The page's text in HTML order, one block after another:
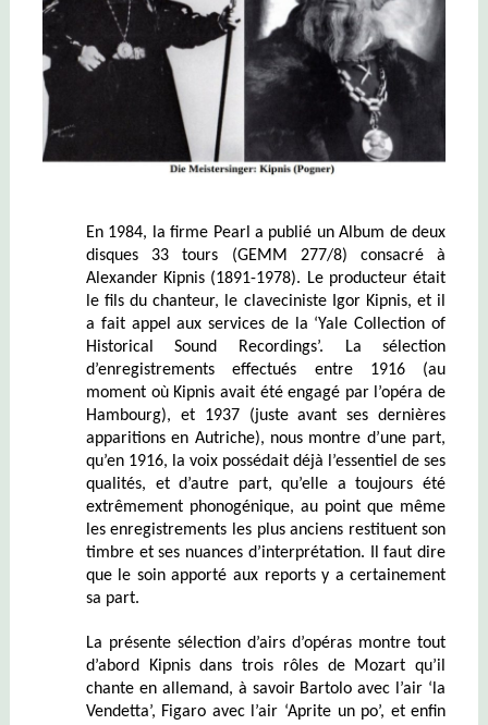
En 1984, la firme Pearl a publié un Album de deux
disques 33 tours (GEMM 277/8) consacré à
Alexander Kipnis (1891-1978). Le producteur était
le fils du chanteur, le claveciniste Igor Kipnis, et il
a fait appel aux services de la ‘Yale Collection of
Historical Sound Recordings’. La sélection
d’enregistrements effectués entre 1916 (au
moment où Kipnis avait été engagé par l’opéra de
Hambourg), et 1937 (juste avant ses dernières
apparitions en Autriche), nous montre d’une part,
qu’en 1916, la voix possédait déjà l’essentiel de ses
qualités, et d’autre part, qu’elle a toujours été
extrêmement phonogénique, au point que même
les enregistrements les plus anciens restituent son
timbre et ses nuances d’interprétation. Il faut dire
que le soin apporté aux reports y a certainement
sa part.
La présente sélection d’airs d’opéras montre tout
d’abord Kipnis dans trois rôles de Mozart qu’il
chante en allemand, à savoir Bartolo avec l’air ‘la
Vendetta’, Figaro avec l’air ‘Aprite un po’, et enfin